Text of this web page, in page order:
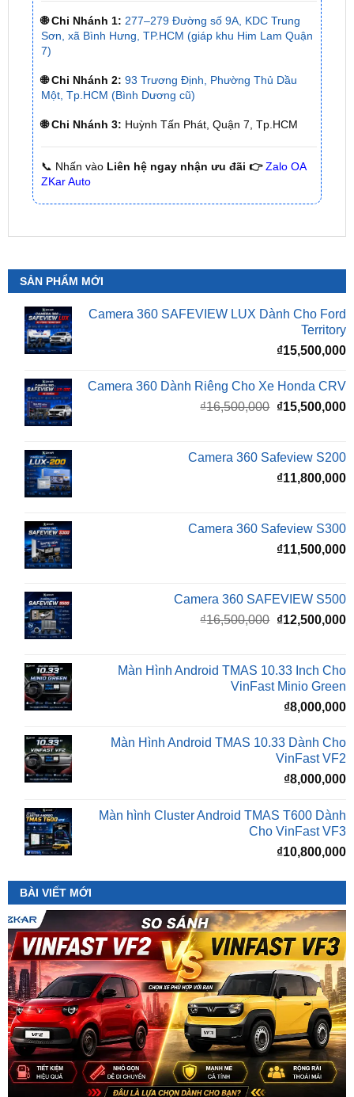
🌐 Chi Nhánh 2: 93 Trương Định, Phường Thủ Dầu
Một, Tp.HCM (Bình Dương cũ)
🌐 Chi Nhánh 3: Huỳnh Tấn Phát, Quận 7, Tp.HCM
📞 Nhấn vàoLiên hệ ngay nhận ưu đãi 👉 Zalo OA
SẢN PHẨM MỚI
Camera 360 SAFEVIEW LUX Dành Cho Ford
₫15,500,000
Camera 360 Dành Riêng Cho Xe Honda CRV
gốc
là:
₫16,500,000.
Camera 360 Safeview S200
Camera 360 Safeview S300
Camera 360 SAFEVIEW S500
gốc
₫16,500,000.
Màn Hình Android TMAS 10.33 Inch Cho
₫8,000,000
Màn Hình Android TMAS 10.33 Dành Cho
VinFast VF2
₫8,000,000
Màn hình Cluster Android TMAS T600 Dành
₫10,800,000
BÀI VIẾT MỚI
So Sánh VinFast VF2 Với VinFast VF3 Chi Tiết